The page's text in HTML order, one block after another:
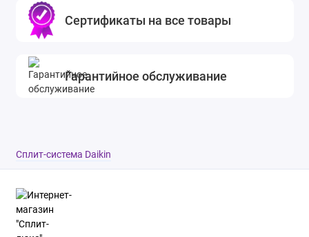
Сертификаты на все товары
Гарантийное обслуживание
Cплит-система Daikin